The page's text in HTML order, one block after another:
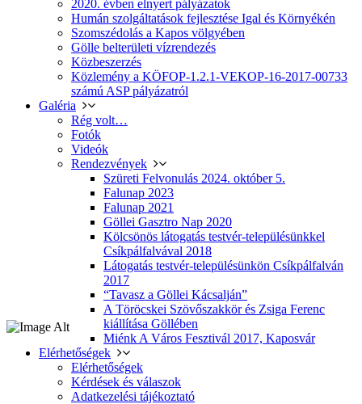
2020. évben elnyert pályázatok
Humán szolgáltatások fejlesztése Igal és Környékén
Szomszédolás a Kapos völgyében
Gölle belterületi vízrendezés
Közbeszerzés
Közlemény a KÖFOP-1.2.1-VEKOP-16-2017-00733
számú ASP pályázatról
Galéria
Rég volt…
Fotók
Videók
Rendezvények
Szüreti Felvonulás 2024. október 5.
Falunap 2023
Falunap 2021
Göllei Gasztro Nap 2020
Kölcsönös látogatás testvér-településünkkel
Csíkpálfalvával 2018
Látogatás testvér-településünkön Csíkpálfalván
2017
“Tavasz a Göllei Kácsalján”
A Töröcskei Szövőszakkör és Zsiga Ferenc
kiállítása Göllében
Miénk A Város Fesztivál 2017, Kaposvár
Elérhetőségek
Elérhetőségek
Kérdések és válaszok
Adatkezelési tájékoztató